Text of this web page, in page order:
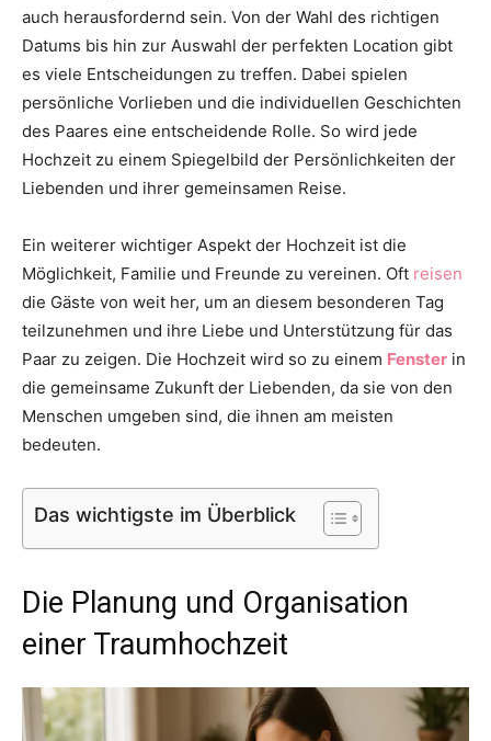
auch herausfordernd sein. Von der Wahl des richtigen
Datums bis hin zur Auswahl der perfekten Location gibt
es viele Entscheidungen zu treffen. Dabei spielen
persönliche Vorlieben und die individuellen Geschichten
des Paares eine entscheidende Rolle. So wird jede
Hochzeit zu einem Spiegelbild der Persönlichkeiten der
Liebenden und ihrer gemeinsamen Reise.
Ein weiterer wichtiger Aspekt der Hochzeit ist die
Möglichkeit, Familie und Freunde zu vereinen. Oft reisen
die Gäste von weit her, um an diesem besonderen Tag
teilzunehmen und ihre Liebe und Unterstützung für das
Paar zu zeigen. Die Hochzeit wird so zu einem Fenster in
die gemeinsame Zukunft der Liebenden, da sie von den
Menschen umgeben sind, die ihnen am meisten
bedeuten.
Das wichtigste im Überblick
Die Planung und Organisation
einer Traumhochzeit